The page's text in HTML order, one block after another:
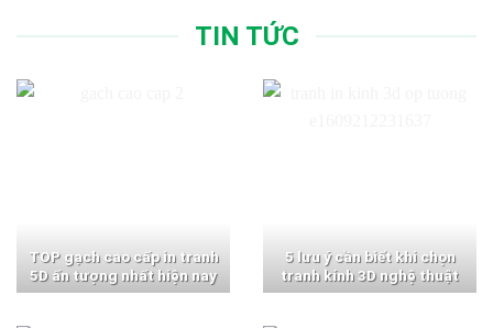
TIN TỨC
TOP gạch cao cấp in tranh
5D ấn tượng nhất hiện nay
5 lưu ý cần biết khi chọn
tranh kính 3D nghệ thuật